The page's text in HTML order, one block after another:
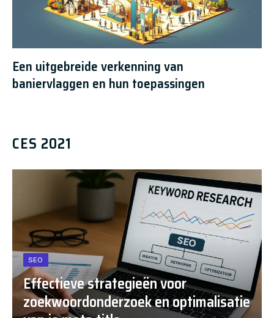
Een uitgebreide verkenning van
baniervlaggen en hun toepassingen
CES 2021
SEO
Effectieve strategieën voor
zoekwoordonderzoek en optimalisatie